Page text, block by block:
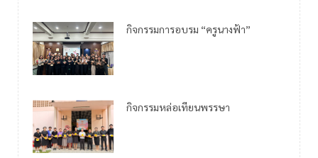
กิจกรรมการอบรม “ครูนางฟ้า”
กิจกรรมหล่อเทียนพรรษา